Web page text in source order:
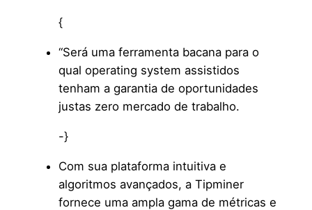
{
“Será uma ferramenta bacana para o
qual operating system assistidos
tenham a garantia de oportunidades
justas zero mercado de trabalho.
-}
Com sua plataforma intuitiva e
algoritmos avançados, a Tipminer
fornece uma ampla gama de métricas e